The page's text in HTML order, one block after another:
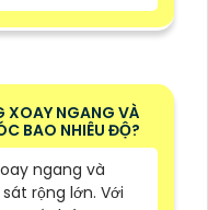
XOAY NGANG VÀ
BAO NHIÊU ĐỘ?
ngang và
rộng lớn. Với